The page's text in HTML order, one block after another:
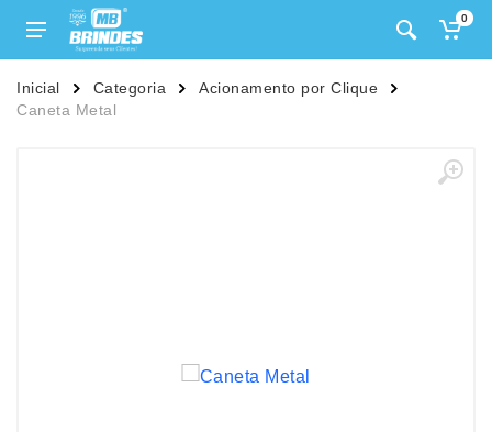
0
Inicial Categoria
Acionamento por Clique
Caneta Metal